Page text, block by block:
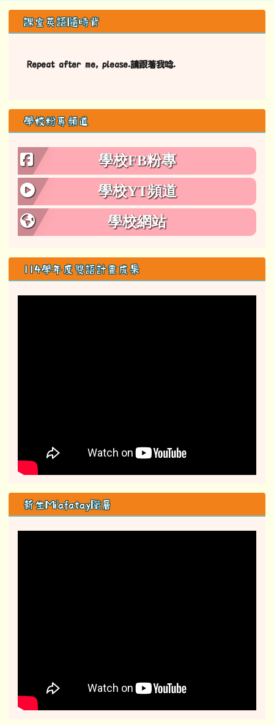
左邊區域內容
課室英語隨時背
Repeat after me, please.請跟著我唸.
學校粉專頻道
學校FB粉專
學校YT頻道
學校網站
114學年度雙語計畫成果
新生Mi'afatay階層